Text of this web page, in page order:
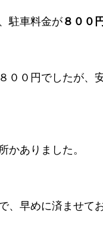
駐車料金が８００円
００円でしたが、
かありました。
、早めに済ませて